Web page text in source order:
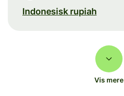
Indonesisk rupiah
Vis mere